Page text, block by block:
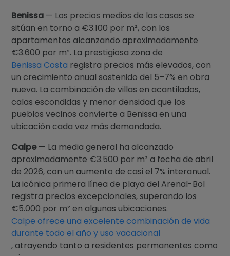
Benissa — Los precios medios de las casas se
sitúan en torno a €3.100 por m², con los
apartamentos alcanzando aproximadamente
€3.600 por m². La prestigiosa zona de
Benissa Costa registra precios más elevados, con
un crecimiento anual sostenido del 5–7% en obra
nueva. La combinación de villas en acantilados,
calas escondidas y menor densidad que los
pueblos vecinos convierte a Benissa en una
ubicación cada vez más demandada.
Calpe— La media general ha alcanzado
aproximadamente €3.500 por m² a fecha de abril
de 2026, con un aumento de casi el 7% interanual.
La icónica primera línea de playa del Arenal-Bol
registra precios excepcionales, superando los
€5.000 por m² en algunas ubicaciones.
Calpe ofrece una excelente combinación de vida
durante todo el año y uso vacacional
, atrayendo tanto a residentes permanentes como